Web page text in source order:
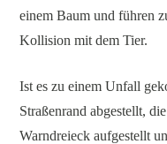
einem Baum und führen
Kollision mit dem Tier.
Ist es zu einem Unfall
Straßenrand abgestellt,
Warndreieck aufgestellt